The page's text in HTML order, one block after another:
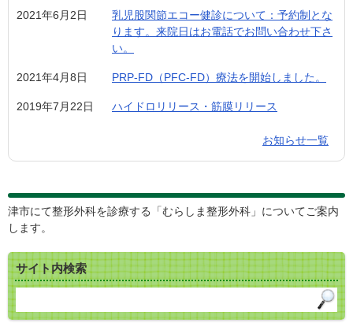
2021年6月2日
乳児股関節エコー健診について：予約制とな
ります。来院日はお電話でお問い合わせ下さ
い。
2021年4月8日 PRP-FD（PFC-FD）療法を開始しました。
2019年7月22日 ハイドロリリース・筋膜リリース
お知らせ一覧
津市にて整形外科を診療する「むらしま整形外科」についてご案内
します。
サイト内検索